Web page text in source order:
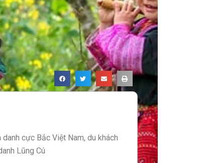
cực Bắc Việt Nam, du khách
Lũng Cú